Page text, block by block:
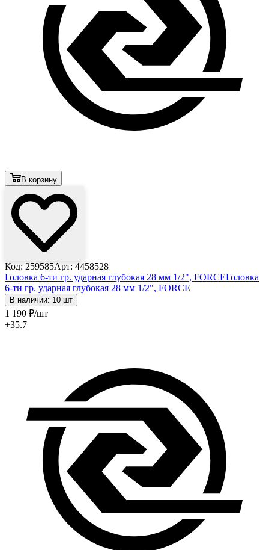
В корзину
Код: 259585Арт: 4458528
Головка 6-ти гр. ударная глубокая 28 мм 1/2", FORCEГоловка
6-ти гр. ударная глубокая 28 мм 1/2", FORCE
В наличии: 10 шт
1 190 ₽/шт
+35.7